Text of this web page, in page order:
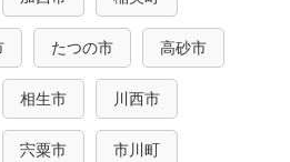
たつの市 高砂市
相生市 川西市
宍粟市 市川町